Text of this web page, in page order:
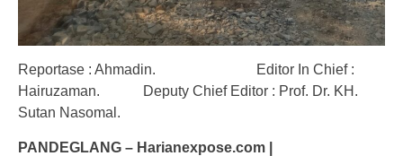
Reportase : Ahmadin. Editor In Chief :
Hairuzaman. Deputy Chief Editor : Prof. Dr. KH.
Sutan Nasomal.
PANDEGLANG – Harianexpose.com |